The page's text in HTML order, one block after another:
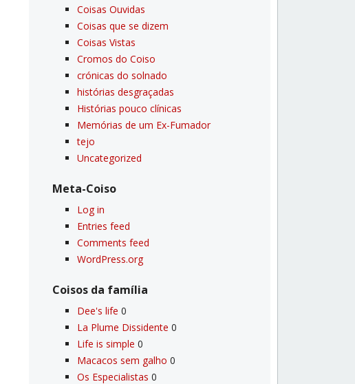
Coisas Ouvidas
Coisas que se dizem
Coisas Vistas
Cromos do Coiso
crónicas do solnado
histórias desgraçadas
Histórias pouco clí­nicas
Memórias de um Ex-Fumador
tejo
Uncategorized
Meta-Coiso
Log in
Entries feed
Comments feed
WordPress.org
Coisos da famí­lia
Dee's life 0
La Plume Dissidente 0
Life is simple 0
Macacos sem galho 0
Os Especialistas 0